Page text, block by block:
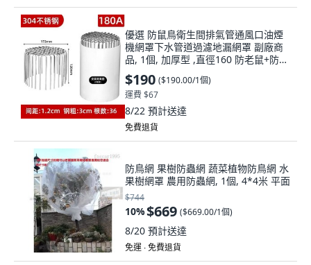
優選 防鼠鳥衛生間排氣管通風口油煙
機網罩下水管道過濾地漏網罩 副廠商
品, 1個, 加厚型 ,直徑160 防老鼠+防鳥
+防蛇
$190 ($190.00/1個)
運費 $67
8/22 預計送達
免費退貨
防鳥網 果樹防蟲網 蔬菜植物防鳥網 水
果樹網罩 農用防蟲網, 1個, 4*4米 平面
$744
10%$669 ($669.00/1個)
8/20 預計送達
免運 ∙ 免費退貨